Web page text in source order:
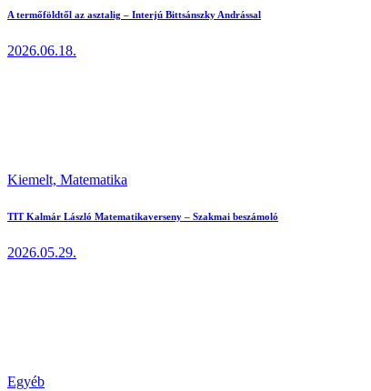
A termőföldtől az asztalig – Interjú Bittsánszky Andrással
2026.06.18.
Kiemelt, Matematika
TIT Kalmár László Matematikaverseny – Szakmai beszámoló
2026.05.29.
Egyéb